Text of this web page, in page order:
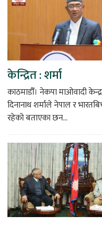
केन्द्रित : शर्मा
काठमाडौँ। नेकपा माओवादी
दिनानाथ शर्माले नेपाल र
रहेको बताएका छन...